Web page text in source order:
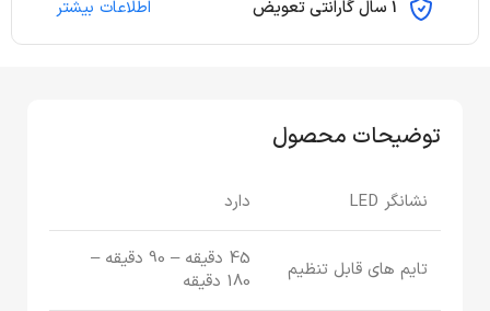
1 سال گارانتی تعویض اطلاعات بیشتر
توضیحات محصول
نشانگر LED دارد
تایم های قابل تنظیم
45 دقیقه – 90 دقیقه –
180 دقیقه